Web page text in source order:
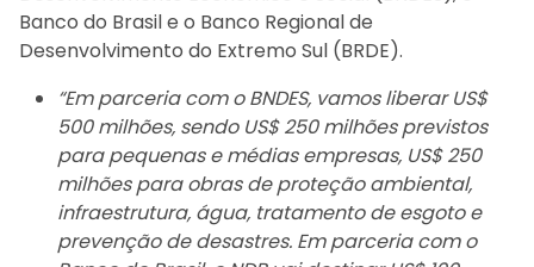
Banco do Brasil e o Banco Regional de
Desenvolvimento do Extremo Sul (BRDE).
“Em parceria com o BNDES, vamos liberar US$
500 milhões, sendo US$ 250 milhões previstos
para pequenas e médias empresas, US$ 250
milhões para obras de proteção ambiental,
infraestrutura, água, tratamento de esgoto e
prevenção de desastres. Em parceria com o